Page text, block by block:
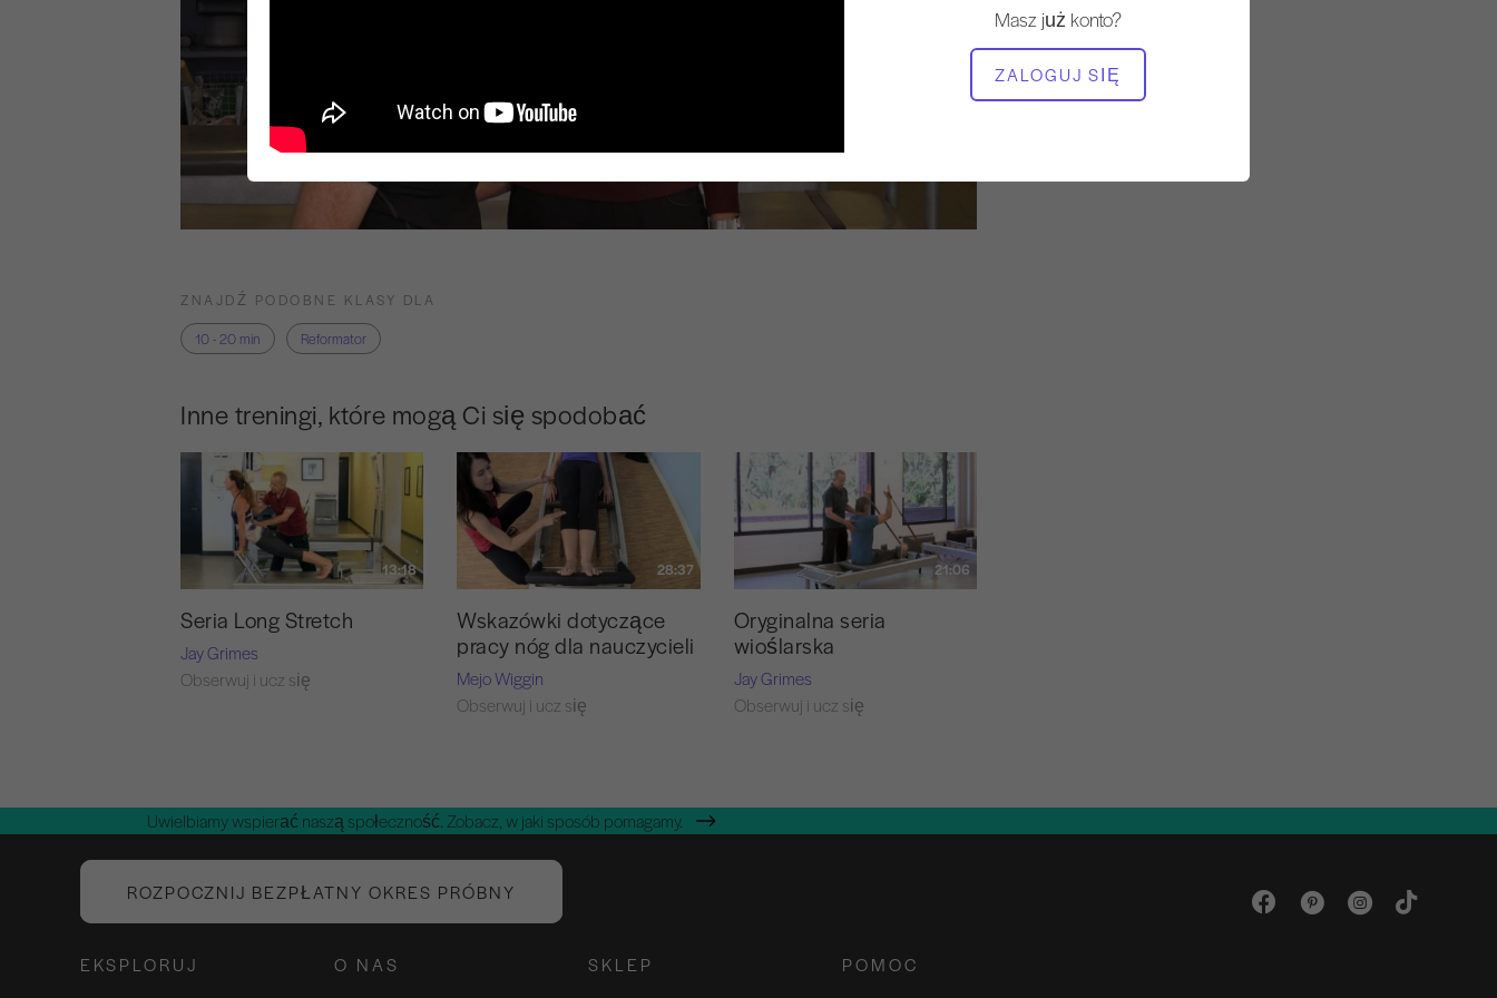
Masz już konto?
ZALOGUJ SIĘ
POTRZEBNY SPRZĘT
Reformator
ZNAJDŹ PODOBNE KLASY DLA
10 - 20 min
Reformator
Inne treningi, które mogą Ci się spodobać
13:18
Seria Long Stretch
Jay Grimes
Obserwuj i ucz się
28:37
Wskazówki dotyczące
pracy nóg dla nauczycieli
Mejo Wiggin
Obserwuj i ucz się
21:06
Oryginalna seria
wioślarska
Jay Grimes
Obserwuj i ucz się
Uwielbiamy wspierać naszą społeczność. Zobacz, w jaki sposób pomagamy.
ROZPOCZNIJ BEZPŁATNY OKRES PRÓBNY
EKSPLORUJ O NAS SKLEP POMOC